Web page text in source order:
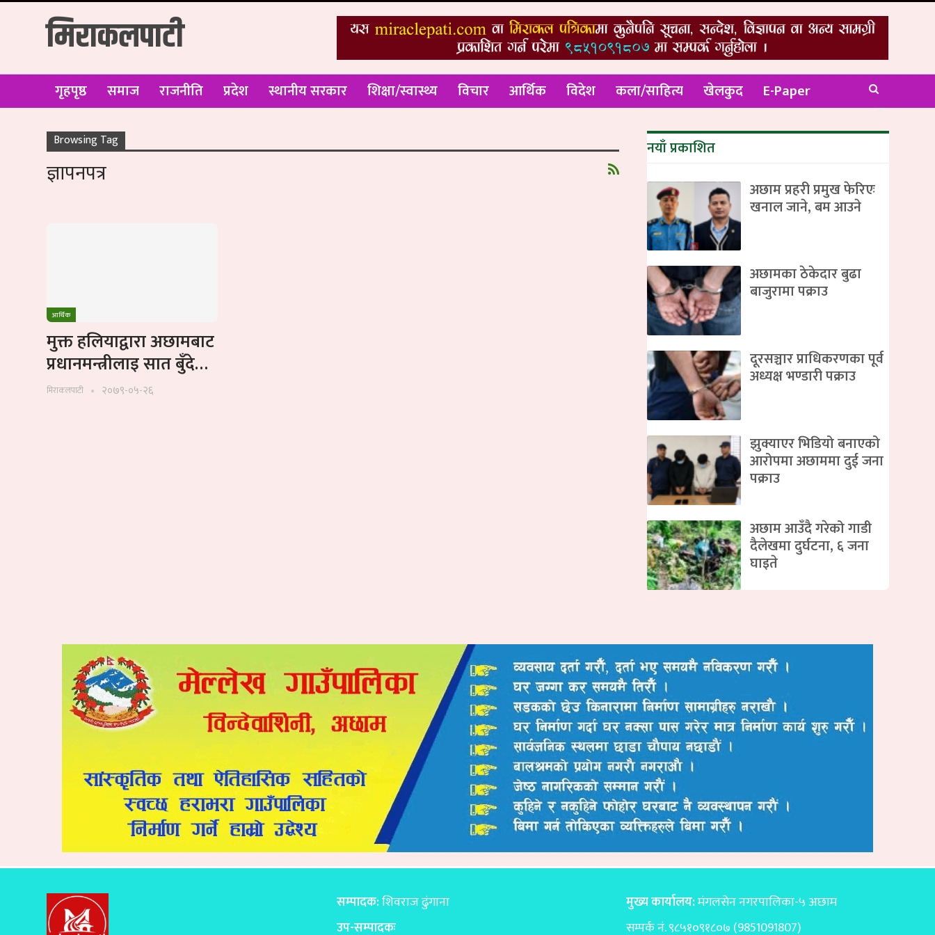
मिराकलपाटी
गृहपृष्ठ समाज राजनीति प्रदेश स्थानीय सरकार शिक्षा/स्वास्थ्य विचार आर्थिक विदेश कला/साहित्य खेलकुद E-Paper
Browsing Tag
ज्ञापनपत्र
आर्थिक
मुक्त हलियाद्वारा अछामबाट
प्रधानमन्त्रीलाइ सात बुँदे…
मिराकलपाटी २०७९-०५-२६
नयाँ प्रकाशित
अछाम प्रहरी प्रमुख फेरिएः
खनाल जाने, बम आउने
अछामका ठेकेदार बुढा
बाजुरामा पक्राउ
दूरसञ्चार प्राधिकरणका पूर्व
अध्यक्ष भण्डारी पक्राउ
झुक्याएर भिडियो बनाएको
आरोपमा अछाममा दुई जना
पक्राउ
अछाम आउँदै गरेको गाडी
दैलेखमा दुर्घटना, ६ जना
घाइते
सम्पादक:शिवराज ढुंगाना
उप-सम्पादकः
मुख्य कार्यालय:मंगलसेन नगरपालिका-५ अछाम
सम्पर्क नं. ९८५१०९१८०७ (9851091807)